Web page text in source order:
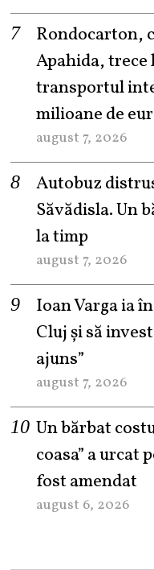
Rondocarton,
Apahida,
transportul
milioane de
august 7, 2026
Autobuz
Săvădisla. Un
la timp
august 7, 2026
Ioan Varga ia
Cluj și să
ajuns”
august 7, 2026
Un bărbat
coasa” a urcat
fost amendat
august 6, 2026